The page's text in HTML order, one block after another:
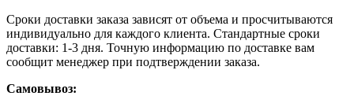
Сроки доставки заказа зависят от объема и просчитываются
индивидуально для каждого клиента. Стандартные сроки
доставки: 1-3 дня. Точную информацию по доставке вам
сообщит менеджер при подтверждении заказа.
Самовывоз: